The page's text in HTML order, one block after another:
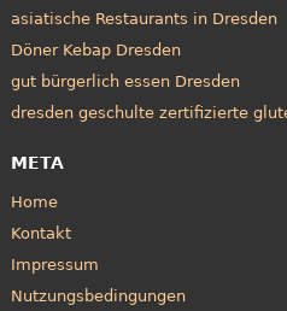
asiatische Restaurants in Dresden
Döner Kebap Dresden
gut bürgerlich essen Dresden
dresden geschulte zertifizierte
META
Home
Kontakt
Impressum
Nutzungsbedingungen